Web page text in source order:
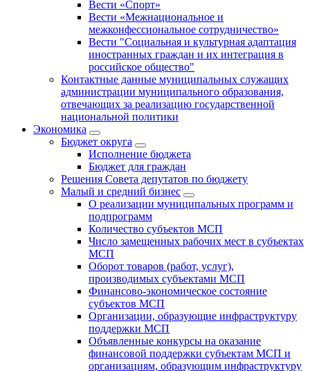
Вести «Спорт»
Вести «Межнациональное и
межконфессиональное сотрудничество»
Вести "Социальная и культурная адаптация
иностранных граждан и их интеграция в
российское общество"
Контактные данные муниципальных служащих
администрации муниципального образования,
отвечающих за реализацию государственной
национальной политики
Экономика
Бюджет округa
Исполнение бюджета
Бюджет для граждан
Решения Совета депутатов по бюджету
Малый и средний бизнес
О реализации муниципальных программ и
подпрограмм
Количество субъектов МСП
Число замещенных рабочих мест в субъектах
МСП
Оборот товаров (работ, услуг),
производимых субъектами МСП
Финансово-экономическое состояние
субъектов МСП
Организации, образующие инфраструктуру
поддержки МСП
Объявленные конкурсы на оказание
финансовой поддержки субъектам МСП и
организациям, образующим инфраструктуру